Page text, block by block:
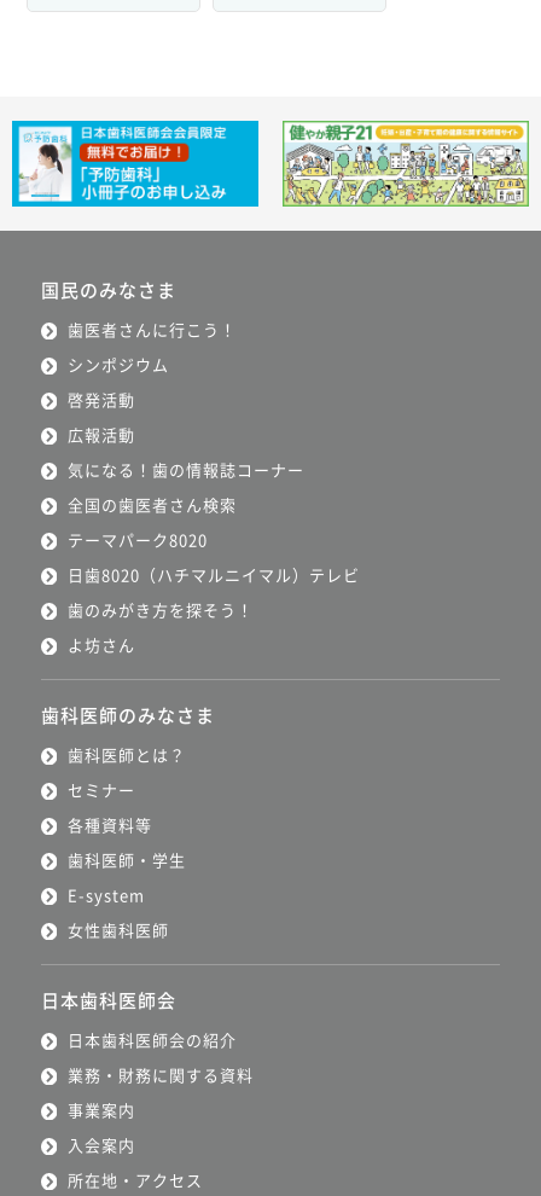
国民のみなさま
歯医者さんに行こう！
シンポジウム
啓発活動
広報活動
気になる！歯の情報誌コーナー
全国の歯医者さん検索
テーマパーク8020
日歯8020（ハチマルニイマル）テレビ
歯のみがき方を探そう！
よ坊さん
歯科医師のみなさま
歯科医師とは？
セミナー
各種資料等
歯科医師・学生
E-system
女性歯科医師
日本歯科医師会
日本歯科医師会の紹介
業務・財務に関する資料
事業案内
入会案内
所在地・アクセス